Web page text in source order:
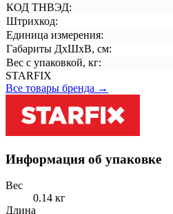
КОД ТНВЭД:
Штрихкод:
Единица измерения:
Габариты ДxШxВ, см:
Вес с упаковкой, кг:
STARFIX
Все товары бренда →
Информация об упаковке
Вес
0.14 кг
Длина